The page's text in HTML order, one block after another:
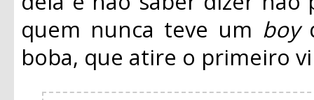
quem nunca teve um boy
boba, que atire o primeiro